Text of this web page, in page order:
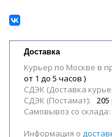
Доставка
Курьер по Москве в
от 1 до 5 часов )
СДЭК (Доставка
СДЭК (Постамат):
205
Самовывоз со склада:
Информация о